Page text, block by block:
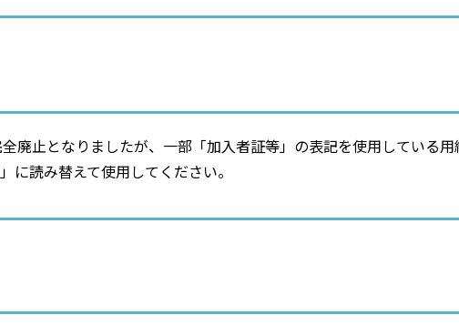
廃止となりましたが、一部「加入者証等」の表記を使用している
に読み替えて使用してください。